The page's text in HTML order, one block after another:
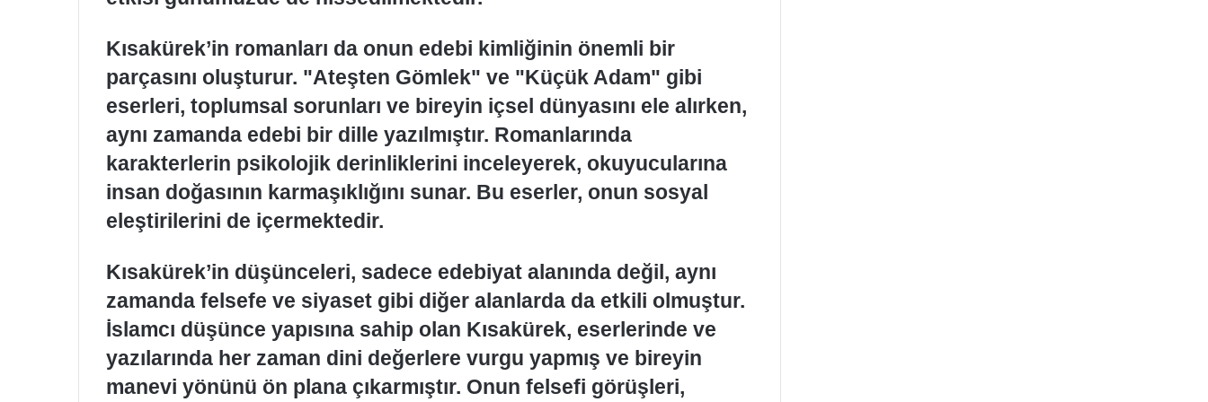
Kısakürek’in romanları da onun edebi kimliğinin önemli bir
parçasını oluşturur. "Ateşten Gömlek" ve "Küçük Adam" gibi
eserleri, toplumsal sorunları ve bireyin içsel dünyasını ele alırken,
aynı zamanda edebi bir dille yazılmıştır. Romanlarında
karakterlerin psikolojik derinliklerini inceleyerek, okuyucularına
insan doğasının karmaşıklığını sunar. Bu eserler, onun sosyal
eleştirilerini de içermektedir.
Kısakürek’in düşünceleri, sadece edebiyat alanında değil, aynı
zamanda felsefe ve siyaset gibi diğer alanlarda da etkili olmuştur.
İslamcı düşünce yapısına sahip olan Kısakürek, eserlerinde ve
yazılarında her zaman dini değerlere vurgu yapmış ve bireyin
manevi yönünü ön plana çıkarmıştır. Onun felsefi görüşleri,